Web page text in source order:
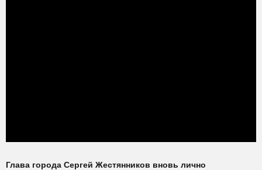
Глава города Сергей Жестянников вновь лично